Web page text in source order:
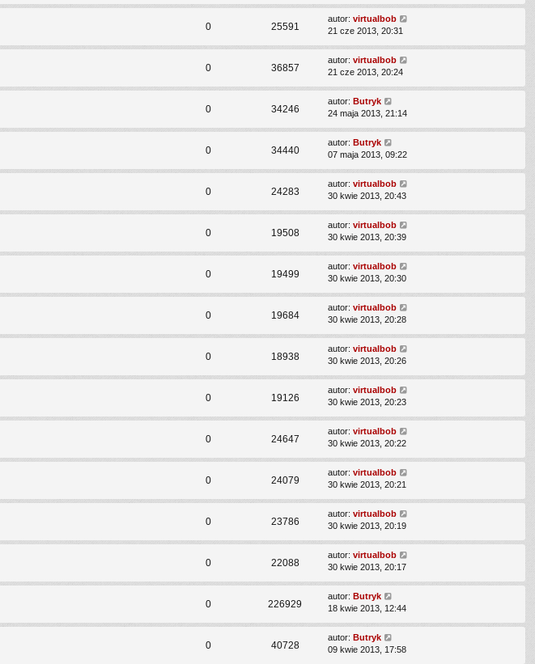
0 25591
autor: virtualbob
21 cze 2013, 20:31
0 36857
autor: virtualbob
21 cze 2013, 20:24
0 34246
autor: Butryk
24 maja 2013, 21:14
0 34440
autor: Butryk
07 maja 2013, 09:22
0 24283
autor: virtualbob
30 kwie 2013, 20:43
0 19508
autor: virtualbob
30 kwie 2013, 20:39
0 19499
autor: virtualbob
30 kwie 2013, 20:30
0 19684
autor: virtualbob
30 kwie 2013, 20:28
0 18938
autor: virtualbob
30 kwie 2013, 20:26
0 19126
autor: virtualbob
30 kwie 2013, 20:23
0 24647
autor: virtualbob
30 kwie 2013, 20:22
0 24079
autor: virtualbob
30 kwie 2013, 20:21
0 23786
autor: virtualbob
30 kwie 2013, 20:19
0 22088
autor: virtualbob
30 kwie 2013, 20:17
0 226929
autor: Butryk
18 kwie 2013, 12:44
0 40728
autor: Butryk
09 kwie 2013, 17:58